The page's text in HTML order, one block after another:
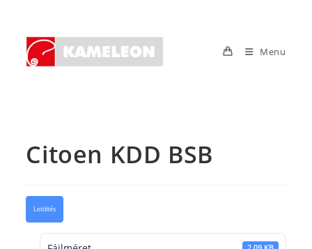
content
Menu
Citoen KDD BSB
Letöltés